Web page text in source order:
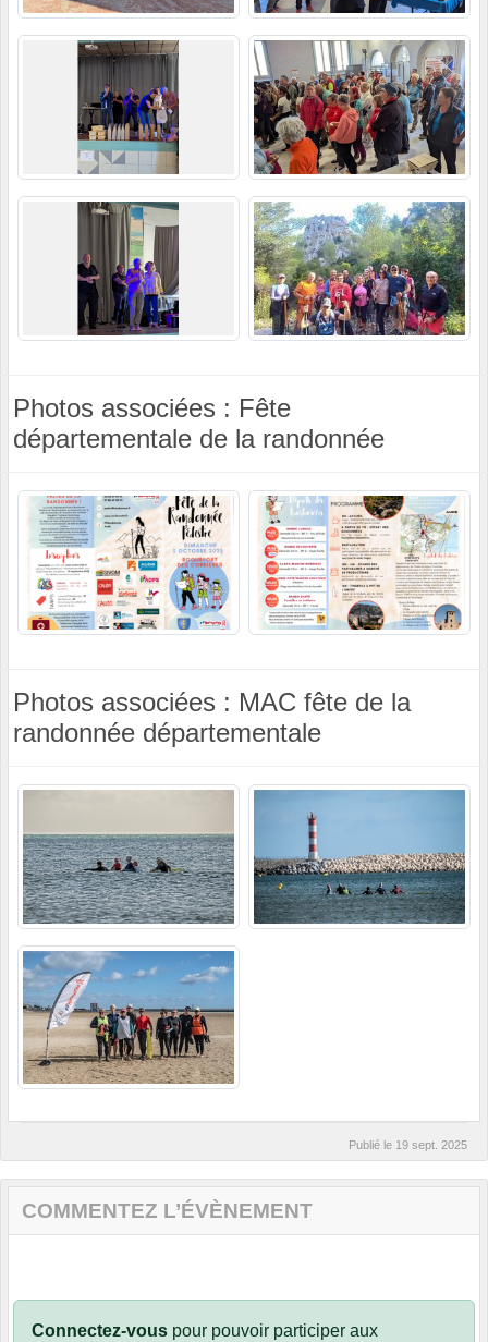
Photos associées : Fête
départementale de la randonnée
Photos associées : MAC fête de la
randonnée départementale
Publié le 19 sept. 2025
COMMENTEZ L’ÉVÈNEMENT
Connectez-vous pour pouvoir participer aux